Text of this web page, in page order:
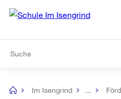
Navigation
[no
Im Isengrind ...